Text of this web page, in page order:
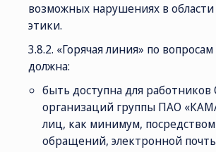
возможных нарушениях в
этики.
3.8.2. «Горячая линия» по
должна:
быть доступна для
организаций группы ПАО
лиц, как минимум,
обращений, электронной